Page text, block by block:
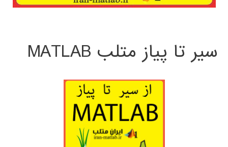
سیر تا پیاز متلب MATLAB